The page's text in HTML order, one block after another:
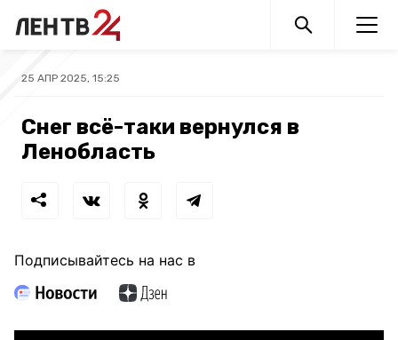
25 АПР 2025, 15:25
Снег всё-таки вернулся в
Ленобласть
Подписывайтесь на нас в